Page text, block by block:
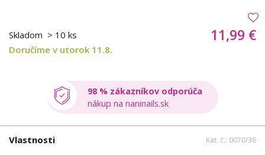
Skladom > 10 ks
Doručíme v utorok 11.8.
11,99 €
98 % zákazníkov odporúča
nákup na naninails.sk
Vlastnosti Kat. č.: 0070/36